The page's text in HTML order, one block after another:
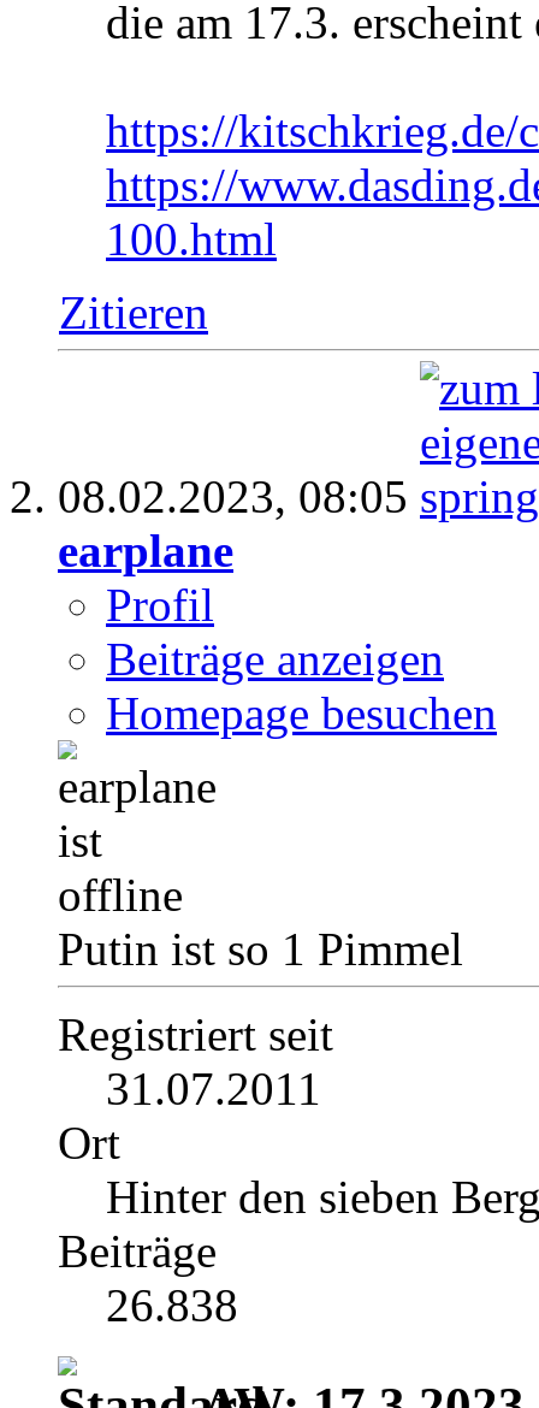
die am 17.3.
https://kitschkrieg.de/
https://
100.html
Zitieren
08.02.2023, 08:05
earplane
Profil
Beiträge anzeigen
Homepage besuchen
Putin ist so 1 Pimmel
Registriert seit
31.07.2011
Ort
Hinter den sieben
Beiträge
26.838